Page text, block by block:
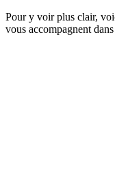
Pour y voir plus clair,
vous accompagnent